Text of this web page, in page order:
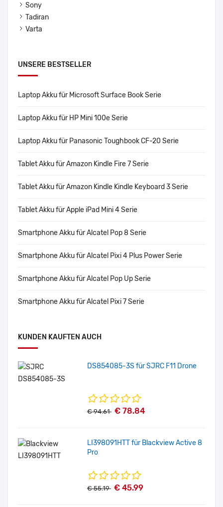
Sony
Tadiran
Varta
UNSERE BESTSELLER
Laptop Akku für Microsoft Surface Book Serie
Laptop Akku für HP Mini 100e Serie
Laptop Akku für Panasonic Toughbook CF-20 Serie
Tablet Akku für Amazon Kindle Fire 7 Serie
Tablet Akku für Amazon Kindle Kindle Keyboard 3 Serie
Tablet Akku für Apple iPad Mini 4 Serie
Smartphone Akku für Alcatel Pop 8 Serie
Smartphone Akku für Alcatel Pixi 4 Plus Power Serie
Smartphone Akku für Alcatel Pop Up Serie
Smartphone Akku für Alcatel Pixi 7 Serie
KUNDEN KAUFTEN AUCH
DS854085-3S für SJRC F11 Drone
€ 94.61 € 78.84
LI398091HTT für Blackview Active 8
Pro
€ 55.19 € 45.99